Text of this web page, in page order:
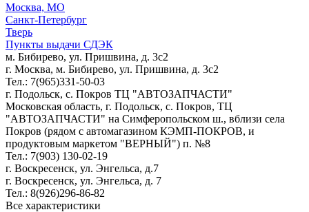
Москва, МО
Санкт-Петербург
Тверь
Пункты выдачи СДЭК
м. Бибирево, ул. Пришвина, д. 3с2
г. Москва, м. Бибирево, ул. Пришвина, д. 3с2
Тел.: 7(965)331-50-03
г. Подольск, c. Покров ТЦ "АВТОЗАПЧАСТИ"
Московская область, г. Подольск, c. Покров, ТЦ
"АВТОЗАПЧАСТИ" на Симферопольском ш., вблизи села
Покров (рядом с автомагазином КЭМП-ПОКРОВ, и
продуктовым маркетом "ВЕРНЫЙ") п. №8
Тел.: 7(903) 130-02-19
г. Воскресенск, ул. Энгельса, д.7
г. Воскресенск, ул. Энгельса, д. 7
Тел.: 8(926)296-86-82
Все характеристики